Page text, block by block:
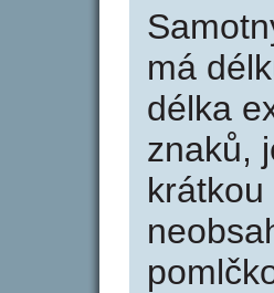
má
délka
znaků,